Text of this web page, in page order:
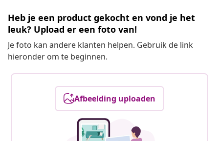
Heb je een product gekocht en vond je het
leuk? Upload er een foto van!
Je foto kan andere klanten helpen. Gebruik de link
hieronder om te beginnen.
Afbeelding uploaden